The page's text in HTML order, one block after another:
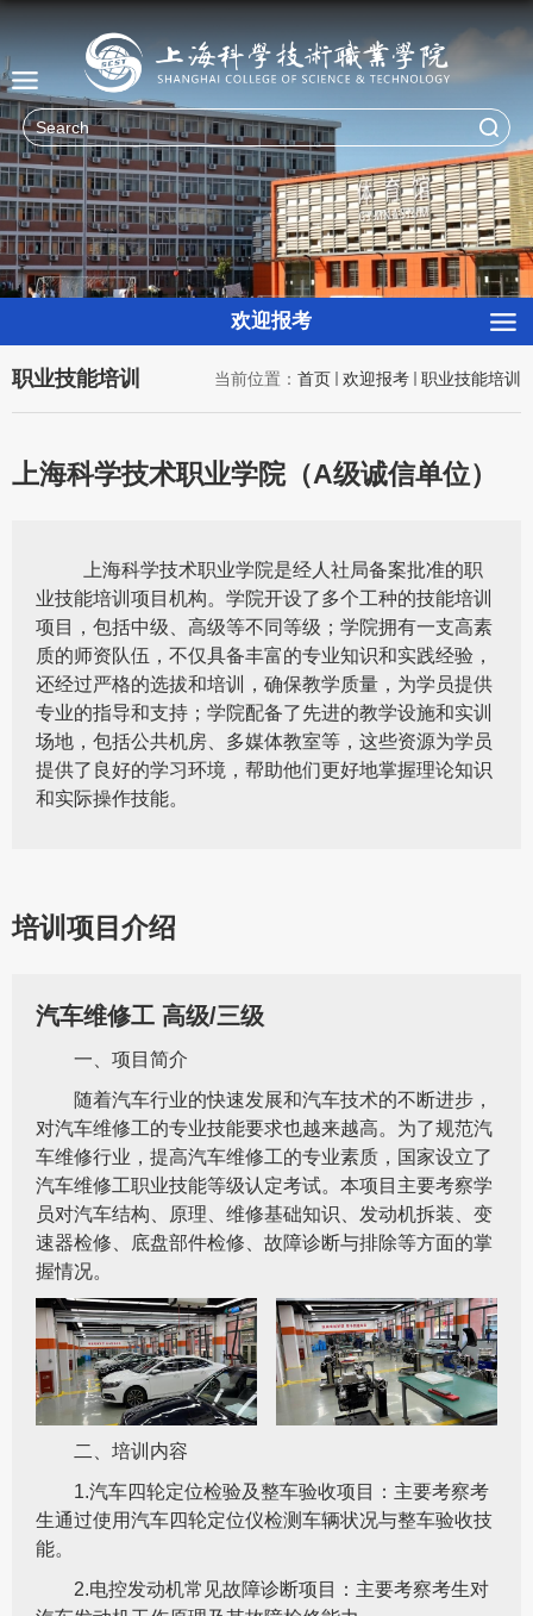
欢迎报考
当前位置： 首页 欢迎报考 职业技能培训
职业技能培训
上海科学技术职业学院（A级诚信单位）
上海科学技术职业学院是经人社局备案批准的职
业技能培训项目机构。学院开设了多个工种的技能培训
项目，包括中级、高级等不同等级；学院拥有一支高素
质的师资队伍，不仅具备丰富的专业知识和实践经验，
还经过严格的选拔和培训，确保教学质量，为学员提供
专业的指导和支持；学院配备了先进的教学设施和实训
场地，包括公共机房、多媒体教室等，这些资源为学员
提供了良好的学习环境，帮助他们更好地掌握理论知识
和实际操作技能。
培训项目介绍
汽车维修工 高级/三级
一、项目简介
随着汽车行业的快速发展和汽车技术的不断进步，
对汽车维修工的专业技能要求也越来越高。为了规范汽
车维修行业，提高汽车维修工的专业素质，国家设立了
汽车维修工职业技能等级认定考试。本项目主要考察学
员对汽车结构、原理、维修基础知识、发动机拆装、变
速器检修、底盘部件检修、故障诊断与排除等方面的掌
握情况。
二、培训内容
1.汽车四轮定位检验及整车验收项目：主要考察考
生通过使用汽车四轮定位仪检测车辆状况与整车验收技
能。
2.电控发动机常见故障诊断项目：主要考察考生对